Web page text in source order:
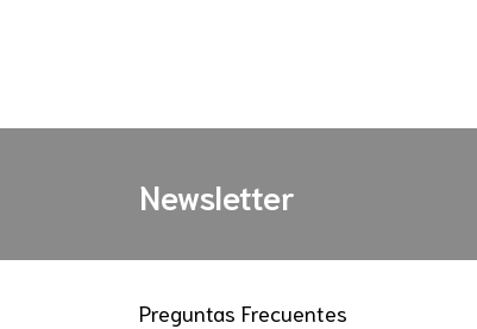
Newsletter
Preguntas Frecuentes